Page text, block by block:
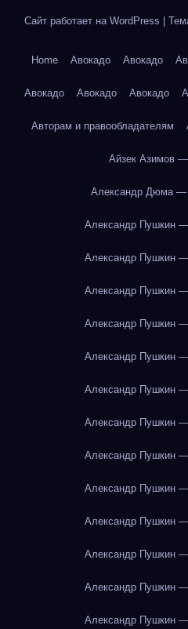
Сайт работает на WordPress |
Home Авокадо Авокадо
Авокадо Авокадо Авокадо
Авторам и правообладателям
Айзек Азимов
Александр Дюма —
Александр Пушкин
Александр Пушкин
Александр Пушкин
Александр Пушкин
Александр Пушкин
Александр Пушкин
Александр Пушкин
Александр Пушкин
Александр Пушкин
Александр Пушкин
Александр Пушкин
Александр Пушкин
Александр Пушкин